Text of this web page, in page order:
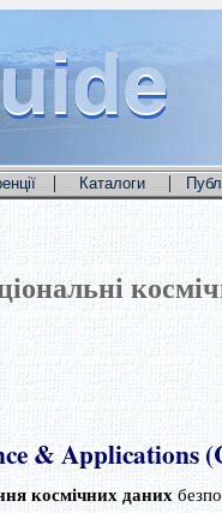
| Каталоги |
& Applications
космічних даних